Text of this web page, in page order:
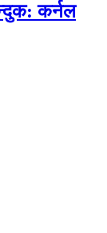
कर्नल